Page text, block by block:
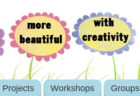
Projects Workshops Groups